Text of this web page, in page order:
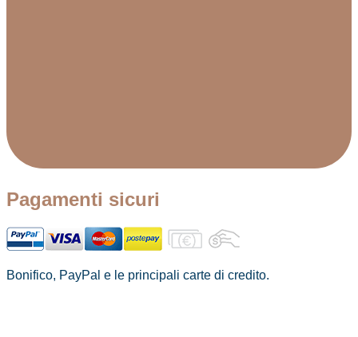
Pagamenti sicuri
Bonifico, PayPal e le principali carte di credito.